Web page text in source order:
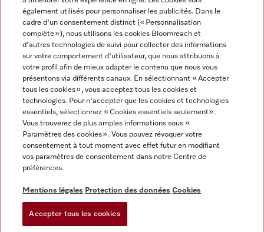
Informations légales
CGV
Conditions d’utilisation
Déclaration d'accessibilité
Digital Services Act
Miele sur Instagram
Miele sur Youtube
également utilisés pour personnaliser les publicités. Dans le
cadre d'un consentement distinct (« Personnalisation
complète »), nous utilisons les cookies Bloomreach et
d'autres technologies de suivi pour collecter des informations
sur votre comportement d'utilisateur, que nous attribuons à
votre profil afin de mieux adapter le contenu que nous vous
présentons via différents canaux. En sélectionnant « Accepter
tous les cookies », vous acceptez tous les cookies et
technologies. Pour n'accepter que les cookies et technologies
essentiels, sélectionnez « Cookies essentiels seulement».
Vous trouverez de plus amples informations sous «
Paramètres des cookies ». Vous pouvez révoquer votre
consentement à tout moment avec effet futur en modifiant
vos paramètres de consentement dans notre Centre de
préférences.
Mentions légales Protection des données Cookies
Accepter tous les cookies